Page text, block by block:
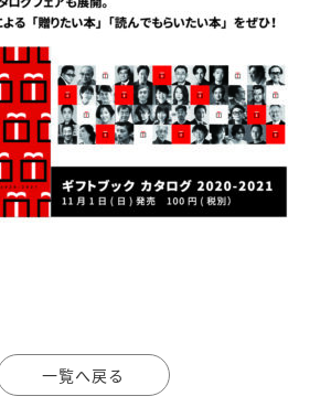
一覧へ戻る